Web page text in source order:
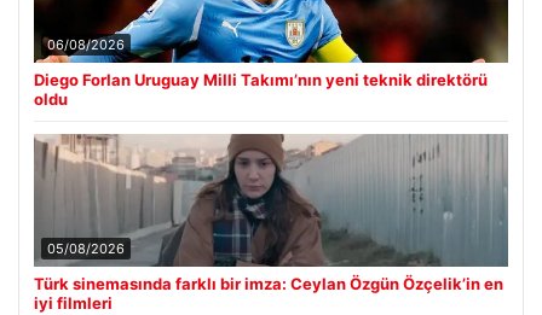
06/08/2026
Diego Forlan Uruguay Milli Takımı’nın yeni teknik direktörü
oldu
05/08/2026
Türk sinemasında farklı bir imza: Ceylan Özgün Özçelik’in en
iyi filmleri